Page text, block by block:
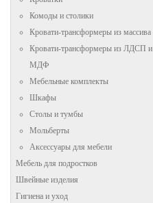
Комоды и столики
Кровати-трансформеры из массива
Кровати-трансформеры из ЛДСП и
МДФ
Мебельные комплекты
Шкафы
Столы и тумбы
Мольберты
Аксессуары для мебели
Мебель для подростков
Швейные изделия
Гигиена и уход